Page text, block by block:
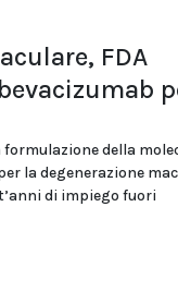
FDA
della
la degenerazione
di impiego fuori